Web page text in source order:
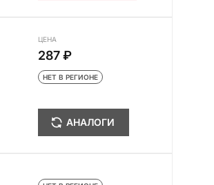
ЦЕНА
287 ₽
НЕТ В РЕГИОНЕ
АНАЛОГИ